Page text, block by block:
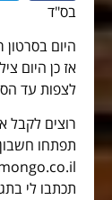
בס"ד
היום בסרטון
אז כן היום
לצפות עד
רוצים לקבל
תפתחו חשבון Pokemon Go! דרך הלינק שנמצא כאן –
תכתבו לי